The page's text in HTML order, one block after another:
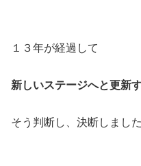
１３年が経過して
新しいステージへと更新
そう判断し、決断しました